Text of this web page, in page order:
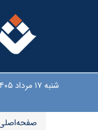
شنبه ۱۷ مرداد ۱۴۰۵